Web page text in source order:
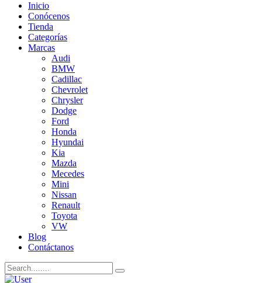
Inicio
Conócenos
Tienda
Categorías
Marcas
Audi
BMW
Cadillac
Chevrolet
Chrysler
Dodge
Ford
Honda
Hyundai
Kia
Mazda
Mecedes
Mini
Nissan
Renault
Toyota
VW
Blog
Contáctanos